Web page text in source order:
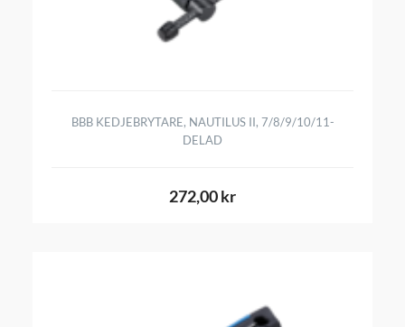
BBB KEDJEBRYTARE, NAUTILUS II, 7/8/9/10/11-
DELAD
272,00 kr